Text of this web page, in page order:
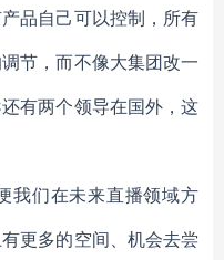
品自己可以控制，所有
节，而不像大集团改一
有两个领导在国外，这
我们在未来直播领域方
更多的空间、机会去尝